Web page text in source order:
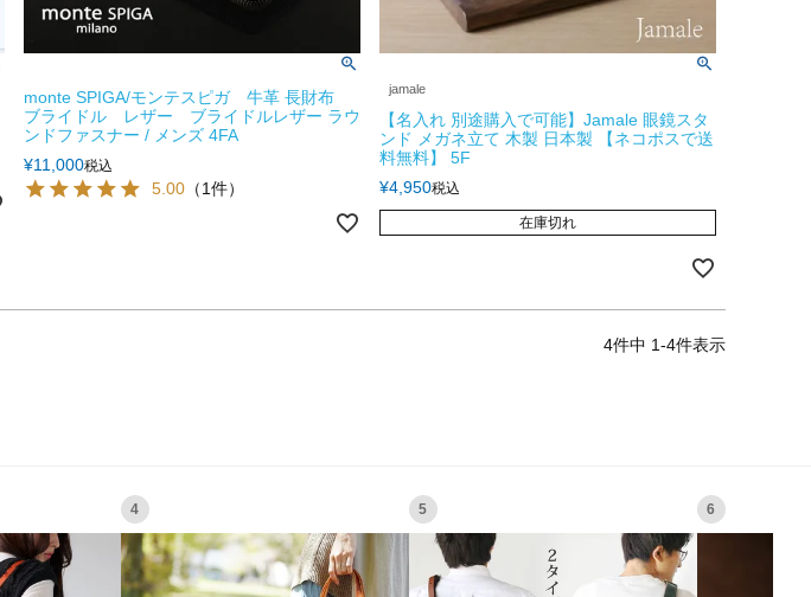
monte SPIGA/モンテスピガ 牛革 長財布
ブライドル レザー ブライドルレザー ラウ
ンドファスナー / メンズ 4FA
¥11,000税込
5.00 （1件）
jamale
【名入れ 別途購入で可能】Jamale 眼鏡スタ
ンド メガネ立て 木製 日本製 【ネコポスで送
料無料】 5F
¥4,950税込
在庫切れ
4件中 1-4件表示
4 5 6